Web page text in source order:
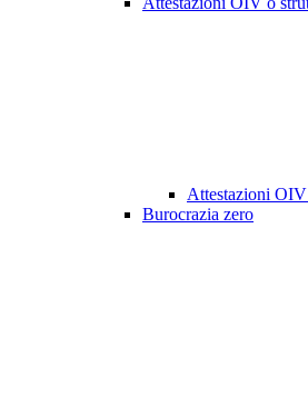
Attestazioni OIV
Burocrazia zero